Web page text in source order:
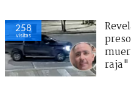
258
visitas
raja"